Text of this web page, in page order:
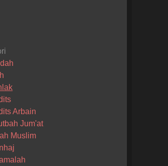
Arbain
Jum'at
Muslim